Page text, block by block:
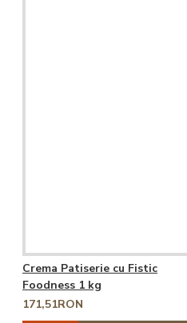
Crema Patiserie cu Fistic
Foodness 1 kg
171,51RON